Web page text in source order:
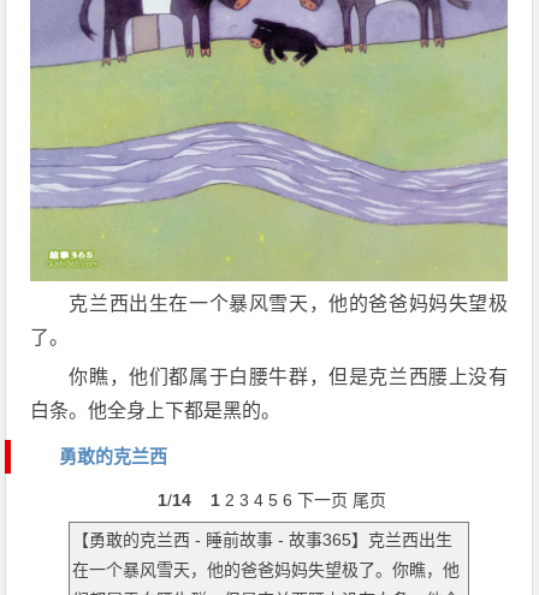
克兰西出生在一个暴风雪天，他的爸爸妈妈失望极
了。
你瞧，他们都属于白腰牛群，但是克兰西腰上没有
白条。他全身上下都是黑的。
勇敢的克兰西
1/14 1 2 3 4 5 6 下一页 尾页